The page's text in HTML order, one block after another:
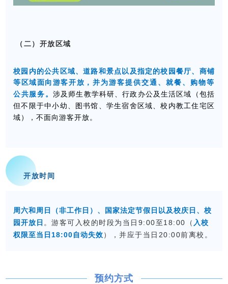
（二）开放区域
校园内的公共区域、道路和景点以及指定的校园餐厅、商铺
等区域面向游客开放 ， 并为游客提供交通、就餐、购物等
公共服务 。
涉及师生教学科研、行政办公及生活区域（包括
但不限于中小幼、图书馆、学生宿舍区域、校内教工住宅区
域），不面向游客开放。
开放时间
周六和周日（非工作日）、国家法定节假日以及校庆日、校
园开放日 。游客可入校的时段为当日9:00至18:00（ 入校
权限至当日18:00自动失效），并应于当日20:00前离校。
预约方式